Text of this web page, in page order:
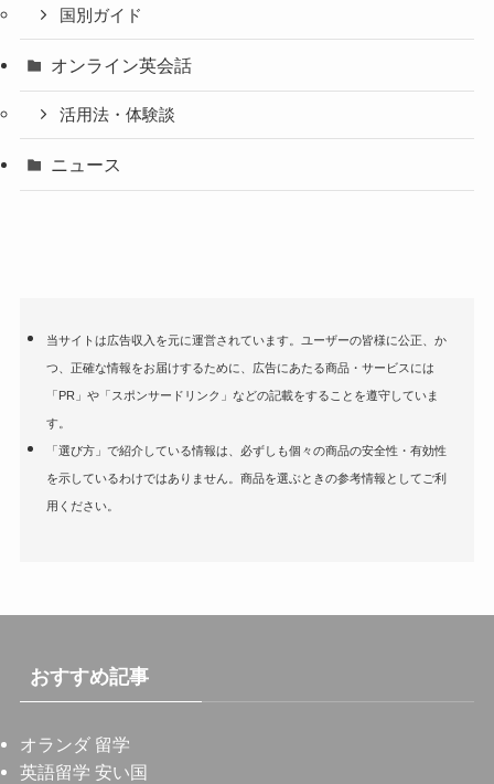
国別ガイド
オンライン英会話
活用法・体験談
ニュース
当サイトは広告収入を元に運営されています。ユーザーの皆様に公正、か
つ、正確な情報をお届けするために、広告にあたる商品・サービスには
「PR」や「スポンサードリンク」などの記載をすることを遵守していま
す。
「選び方」で紹介している情報は、必ずしも個々の商品の安全性・有効性
を示しているわけではありません。商品を選ぶときの参考情報としてご利
用ください。
おすすめ記事
オランダ 留学
英語留学 安い国